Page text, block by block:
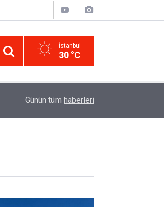
İstanbul
30 °C
Sürücüler Dikkat! Yeni Dönemde 3 İhlal Ehliyet
Günün tüm haberleri